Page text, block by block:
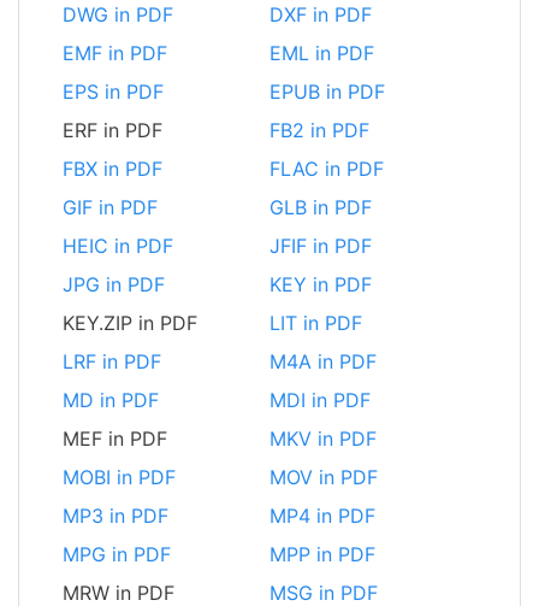
DWG in PDF
DXF in PDF
EMF in PDF
EML in PDF
EPS in PDF
EPUB in PDF
ERF in PDF
FB2 in PDF
FBX in PDF
FLAC in PDF
GIF in PDF
GLB in PDF
HEIC in PDF
JFIF in PDF
JPG in PDF
KEY in PDF
KEY.ZIP in PDF
LIT in PDF
LRF in PDF
M4A in PDF
MD in PDF
MDI in PDF
MEF in PDF
MKV in PDF
MOBI in PDF
MOV in PDF
MP3 in PDF
MP4 in PDF
MPG in PDF
MPP in PDF
MRW in PDF
MSG in PDF